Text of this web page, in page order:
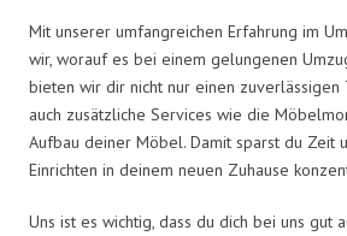
Mit unserer umfangreichen Erfahrung im
wir, worauf es bei einem gelungenen
bieten wir dir nicht nur einen zuverlässigen
auch zusätzliche Services wie die
Aufbau deiner Möbel. Damit sparst du Zeit
Einrichten in deinem neuen Zuhause
Uns ist es wichtig, dass du dich bei uns gut